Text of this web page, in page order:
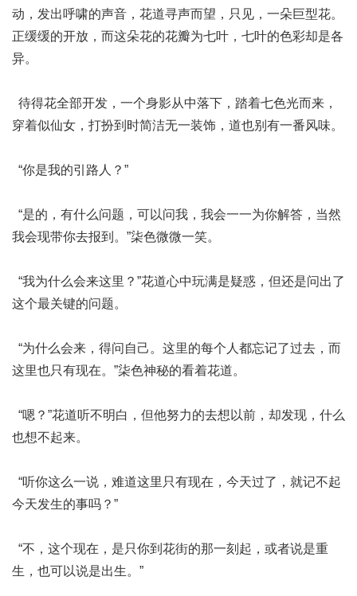
动，发出呼啸的声音，花道寻声而望，只见，一朵巨型花。
正缓缓的开放，而这朵花的花瓣为七叶，七叶的色彩却是各
异。
待得花全部开发，一个身影从中落下，踏着七色光而来，
穿着似仙女，打扮到时简洁无一装饰，道也别有一番风味。
“你是我的引路人？”
“是的，有什么问题，可以问我，我会一一为你解答，当然
我会现带你去报到。”柒色微微一笑。
“我为什么会来这里？”花道心中玩满是疑惑，但还是问出了
这个最关键的问题。
“为什么会来，得问自己。这里的每个人都忘记了过去，而
这里也只有现在。”柒色神秘的看着花道。
“嗯？”花道听不明白，但他努力的去想以前，却发现，什么
也想不起来。
“听你这么一说，难道这里只有现在，今天过了，就记不起
今天发生的事吗？”
“不，这个现在，是只你到花街的那一刻起，或者说是重
生，也可以说是出生。”